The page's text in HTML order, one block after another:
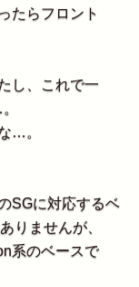
たらフロント
し、これで一
…。
SGに対応するベ
りませんが、
系のベースで